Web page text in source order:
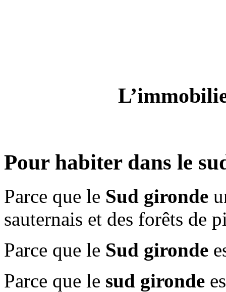
Pour habiter dans le
Parce que le Sud gironde
sauternais et des forêts de
Parce que le Sud gironde
Parce que le sud gironde